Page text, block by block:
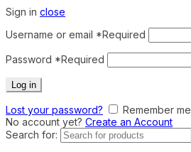
Sign in close
Username or email *Required
Password *Required
Log in
Lost your password?
Remember me
No account yet? Create an Account
Search for: